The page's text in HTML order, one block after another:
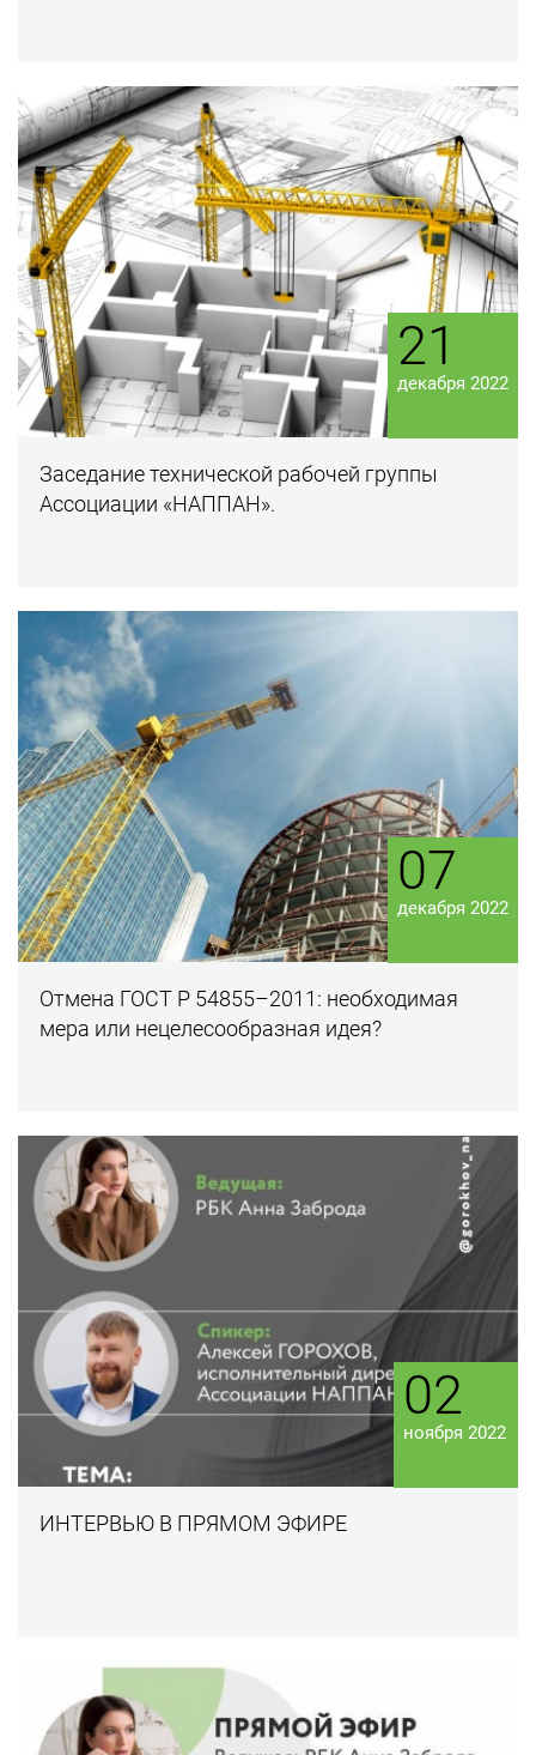
Заседание технической рабочей группы
Ассоциации «НАППАН».
21
декабря 2022
Отмена ГОСТ Р 54855–2011: необходимая
мера или нецелесообразная идея?
07
декабря 2022
ИНТЕРВЬЮ В ПРЯМОМ ЭФИРЕ
02
ноября 2022